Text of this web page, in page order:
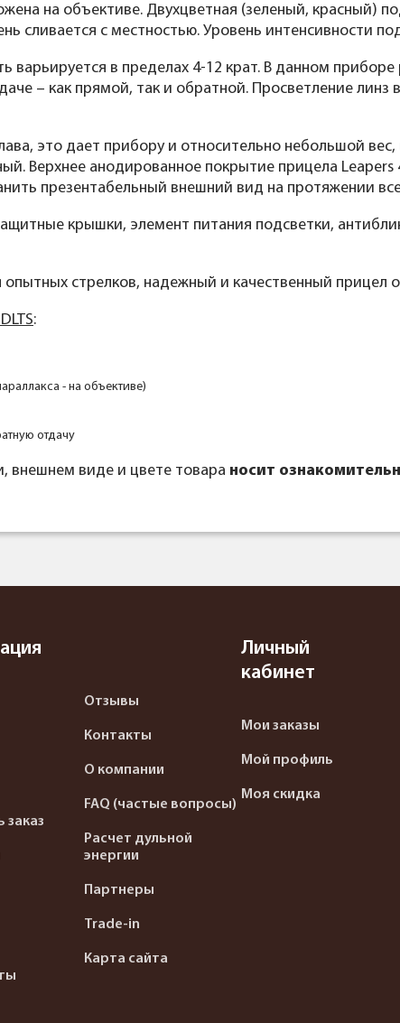
на объективе. Двухцветная (зеленый, красный)
сливается с местностью. Уровень интенсивности
варьируется в пределах 4-12 крат. В данном
– как прямой, так и обратной. Просветление линз
это дает прибору и относительно небольшой
Верхнее анодированное покрытие прицела
презентабельный внешний вид на протяжении
крышки, элемент питания подсветки,
стрелков, надежный и качественный прицел
:
- на объективе)
отдачу
внешнем виде и цвете товара носит
заказ
Отзывы
Контакты
О компании
FAQ (частые вопросы)
Расчет дульной
энергии
Партнеры
Trade-in
Карта сайта
Личный
кабинет
Мои заказы
Мой профиль
Моя скидка